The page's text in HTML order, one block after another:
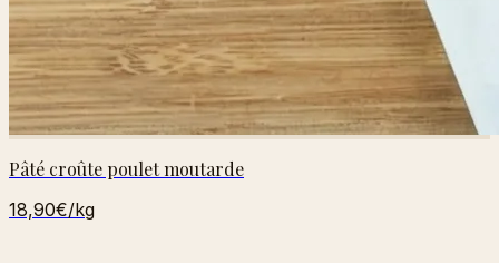
Pâté croûte poulet moutarde
18,90€/kg